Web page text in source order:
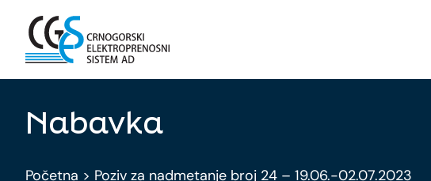
Nabavka
Početna > Poziv za nadmetanje broj 24 – 19.06.-02.07.2023